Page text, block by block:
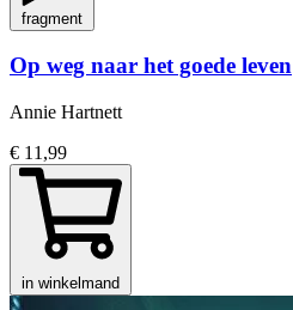
fragment
Op weg naar het goede leven
Annie Hartnett
€ 11,99
in winkelmand